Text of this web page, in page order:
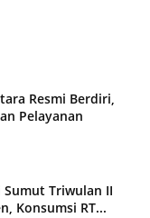
Resmi Berdiri,
Pelayanan
Triwulan II
Konsumsi RT...